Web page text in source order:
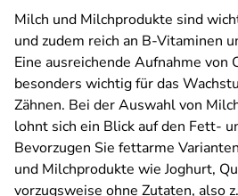
Milch und Milchprodukte sind
und zudem reich an B-Vitaminen
Eine ausreichende Aufnahme von
besonders wichtig für das
Zähnen. Bei der Auswahl von
lohnt sich ein Blick auf den Fett-
Bevorzugen Sie fettarme
und Milchprodukte wie Joghurt,
vorzugsweise ohne Zutaten, also